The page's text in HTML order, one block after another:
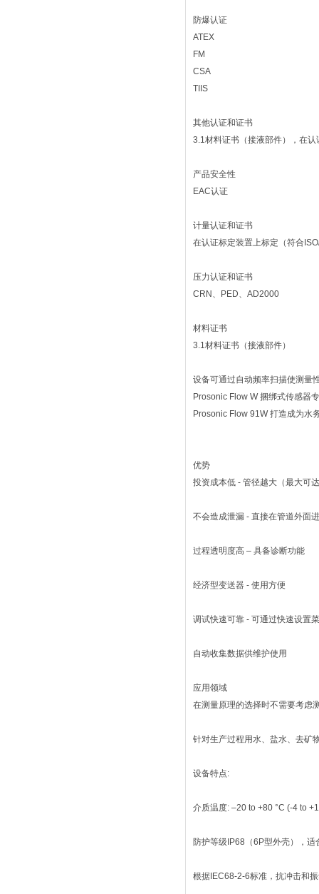
防爆认证
ATEX
FM
CSA
TIIS
其他认证和证书
3.1材料证书（接液部件），在
产品安全性
EAC认证
计量认证和证书
在认证标定装置上标定（符合
压力认证和证书
CRN、PED、AD2000
材料证书
3.1材料证书（接液部件）
设备可通过自动频率扫描使测量
Prosonic Flow W 捆绑式传感器
Prosonic Flow 91W 打造成为水
优势
投资成本低 - 管径越大（最大可
不会造成泄漏 - 直接在管道外面
过程透明度高 – 具备诊断功能
经济型变送器 - 使用方便
调试快速可靠 - 可通过快速设置
自动收集数据供维护使用
应用领域
在测量原理的选择时不需要考虑
针对生产过程用水、盐水、去矿
设备特点:
介质温度: –20 to +80 °C (-4 to
防护等级IP68（6P型外壳），适
根据IEC68-2-6标准，抗冲击和